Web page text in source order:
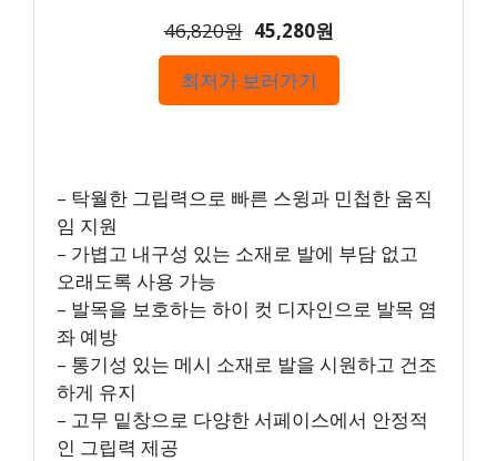
46,820원 45,280원
최저가 보러가기
– 탁월한 그립력으로 빠른 스윙과 민첩한 움직
임 지원
– 가볍고 내구성 있는 소재로 발에 부담 없고
오래도록 사용 가능
– 발목을 보호하는 하이 컷 디자인으로 발목 염
좌 예방
– 통기성 있는 메시 소재로 발을 시원하고 건조
하게 유지
– 고무 밑창으로 다양한 서페이스에서 안정적
인 그립력 제공